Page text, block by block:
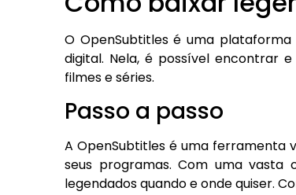
O OpenSubtitles é uma
digital. Nela, é possível encontrar
filmes e séries.
Passo a passo
A OpenSubtitles é uma ferramenta
seus programas. Com uma vasta
legendados quando e onde quiser.